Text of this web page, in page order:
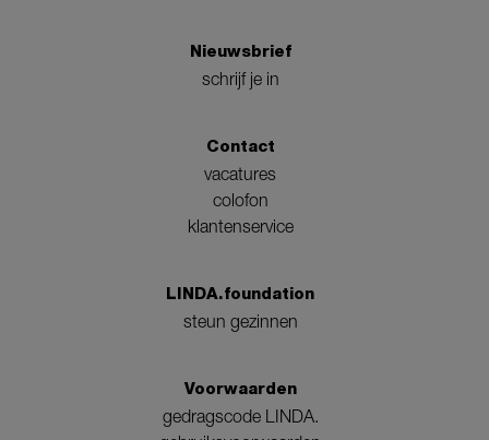
Nieuwsbrief
schrijf je in
Contact
vacatures
colofon
klantenservice
LINDA.foundation
steun gezinnen
Voorwaarden
gedragscode LINDA.